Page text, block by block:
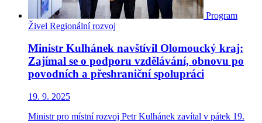
Program
Živel Regionální rozvoj
Ministr Kulhánek navštívil Olomoucký kraj:
Zajímal se o podporu vzdělávání, obnovu po
povodních a přeshraniční spolupráci
19. 9. 2025
Ministr pro místní rozvoj Petr Kulhánek zavítal v pátek 19.